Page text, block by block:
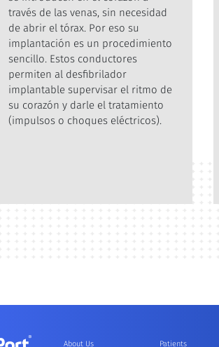
través de las venas, sin necesidad
de abrir el tórax. Por eso su
implantación es un procedimiento
sencillo. Estos conductores
permiten al desfibrilador
implantable supervisar el ritmo de
su corazón y darle el tratamiento
(impulsos o choques eléctricos).
About Us Patients